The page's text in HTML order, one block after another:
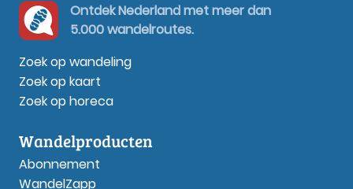
Ontdek Nederland met meer dan
5.000 wandelroutes.
Zoek op wandeling
Zoek op kaart
Zoek op horeca
Wandelproducten
Abonnement
WandelZapp